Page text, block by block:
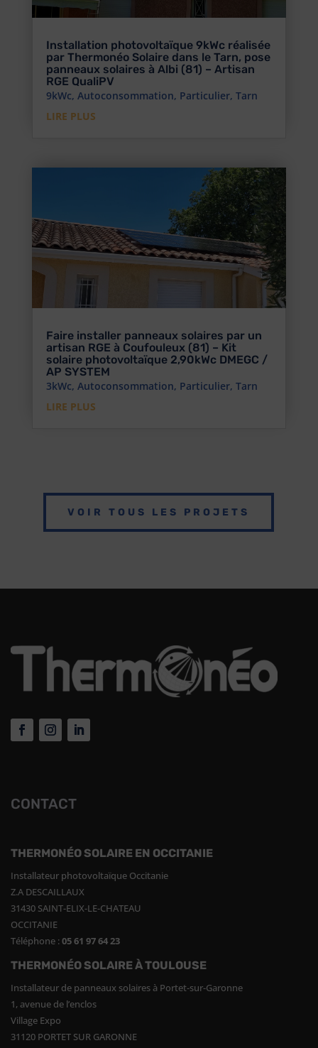
Installation photovoltaïque 9kWc réalisée
par Thermonéo Solaire dans le Tarn, pose
panneaux solaires à Albi (81) – Artisan
RGE QualiPV
9kWc, Autoconsommation, Particulier, Tarn
LIRE PLUS
Faire installer panneaux solaires par un
artisan RGE à Coufouleux (81) – Kit
solaire photovoltaïque 2,90kWc DMEGC /
AP SYSTEM
3kWc, Autoconsommation, Particulier, Tarn
LIRE PLUS
VOIR TOUS LES PROJETS
CONTACT
THERMONÉO SOLAIRE EN OCCITANIE
Installateur photovoltaïque Occitanie
Z.A DESCAILLAUX
31430 SAINT-ELIX-LE-CHATEAU
OCCITANIE
Téléphone :05 61 97 64 23
THERMONÉO SOLAIRE À TOULOUSE
Installateur de panneaux solaires à Portet-sur-Garonne
1, avenue de l’enclos
Village Expo
31120 PORTET SUR GARONNE